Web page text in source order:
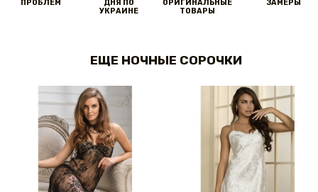
ПРОБЛЕМ
ДНЯ ПО
УКРАИНЕ
ОРИГИНАЛЬНЫЕ
ТОВАРЫ
ЗАМЕРЫ
ЕЩЕ НОЧНЫЕ СОРОЧКИ